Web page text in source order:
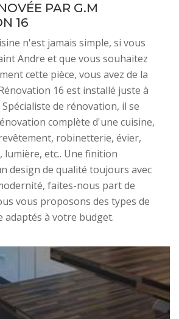
PAR G.M
16
n'est jamais simple, si vous
Andre et que vous souhaitez
cette pièce, vous avez de la
16 est installé juste à
de rénovation, il se
complète d'une cuisine,
robinetterie, évier,
lumière, etc.. Une finition
design de qualité toujours avec
faites-nous part de
vous proposons des types de
adaptés à votre budget.